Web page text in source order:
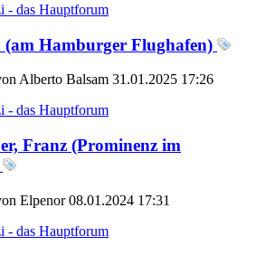
- das Hauptforum
(am Hamburger Flughafen)
Alberto Balsam 31.01.2025 17:26
- das Hauptforum
Franz (Prominenz im
Elpenor 08.01.2024 17:31
- das Hauptforum